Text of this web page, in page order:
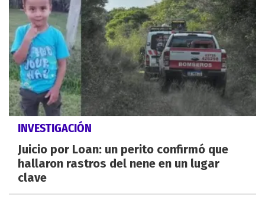
INVESTIGACIÓN
Juicio por Loan: un perito confirmó que
hallaron rastros del nene en un lugar
clave